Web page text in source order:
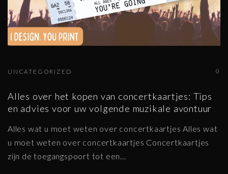
0
UNCATEGORIZED
Alles over het kopen van concertkaartjes: Tips
en advies voor uw volgende muzikale avontuur
Alles wat u moet weten over concertkaartjes Alles wat
u moet weten over concertkaartjes Concertkaartjes
zijn de toegangspoort tot een…